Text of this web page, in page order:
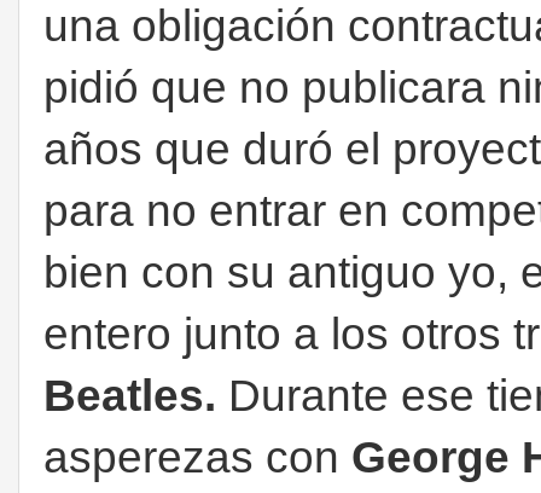
una obligación
pidió que no publicara
años que duró el
para no entrar en
bien con su antiguo yo,
entero junto a los otros
Beatles. Durante ese
asperezas con George